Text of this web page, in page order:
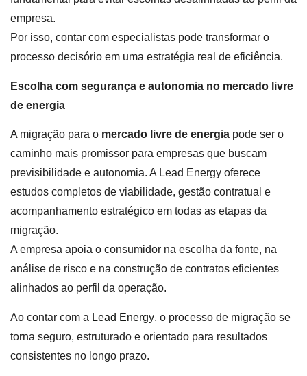
empresa.
Por isso, contar com especialistas pode transformar o
processo decisório em uma estratégia real de eficiência.
Escolha com segurança e autonomia no mercado livre
de energia
A migração para o mercado livre de energia pode ser o
caminho mais promissor para empresas que buscam
previsibilidade e autonomia. A Lead Energy oferece
estudos completos de viabilidade, gestão contratual e
acompanhamento estratégico em todas as etapas da
migração.
A empresa apoia o consumidor na escolha da fonte, na
análise de risco e na construção de contratos eficientes
alinhados ao perfil da operação.
Ao contar com a Lead Energy, o processo de migração se
torna seguro, estruturado e orientado para resultados
consistentes no longo prazo.